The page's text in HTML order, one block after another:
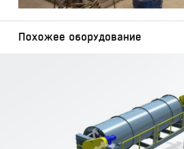
Похожее оборудование